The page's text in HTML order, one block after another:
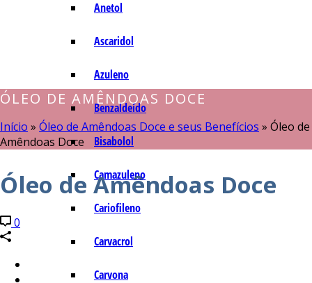
Anetol
Ascaridol
Azuleno
Benzaldeído
Bisabolol
Camazuleno
Cariofileno
Carvacrol
Carvona
ÓLEO DE AMÊNDOAS DOCE
Início » Óleo de Amêndoas Doce e seus Benefícios » Óleo de
Amêndoas Doce
Óleo de Amêndoas Doce
0